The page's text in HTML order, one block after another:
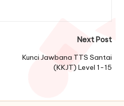
Next Post
Kunci Jawbana TTS Santai
(KKJT) Level 1-15